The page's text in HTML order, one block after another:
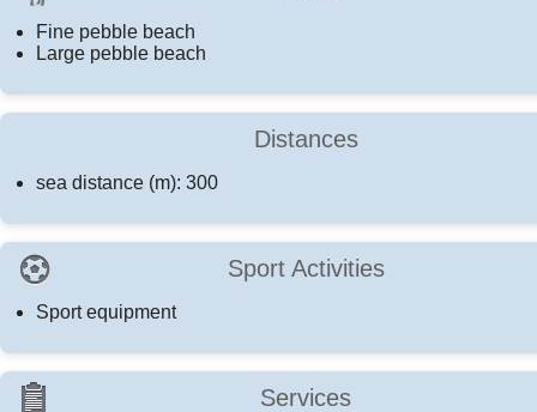
Fine pebble beach
Large pebble beach
Distances
sea distance (m): 300
Sport Activities
Sport equipment
Services